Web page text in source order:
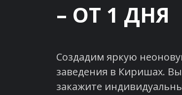
– ОТ 1 ДНЯ
Создадим яркую
заведения в Киришах.
закажите